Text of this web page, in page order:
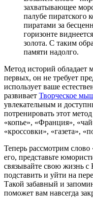
захватывающее
палубе пиратского
пиратами за
горизонте
золота. С таким
памяти надолго.
Метод историй обладает
первых, он не требует
использует ваше
развивает Творческое
увлекательным и
потренировать этот
«копье», «Франция»,
«кроссовки», «газета»,
Теперь рассмотрим
его, представьте
связывайте свою жизнь
подставить и уйти на
Такой забавный и
поможет вам навсегда